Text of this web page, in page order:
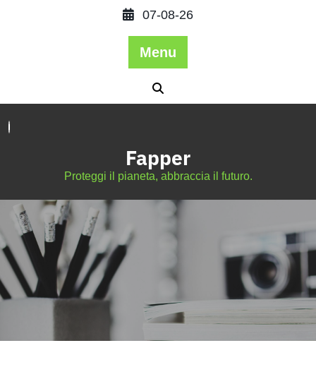
07-08-26
Menu
Fapper
Proteggi il pianeta, abbraccia il futuro.